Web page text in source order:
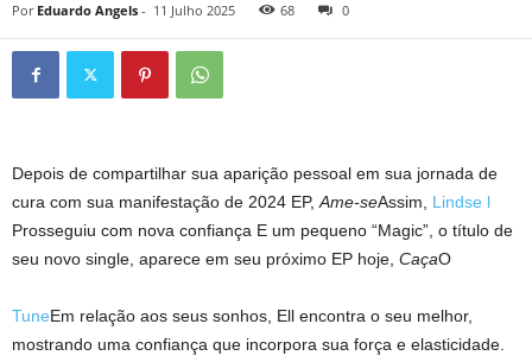
Por Eduardo Angels - 11 Julho 2025 68 0
Depois de compartilhar sua aparição pessoal em sua jornada de
cura com sua manifestação de 2024 EP, Ame-seAssim, Lindse l
Prosseguiu com nova confiança E um pequeno “Magic”, o título de
seu novo single, aparece em seu próximo EP hoje, CaçaO
TuneEm relação aos seus sonhos, Ell encontra o seu melhor,
mostrando uma confiança que incorpora sua força e elasticidade.